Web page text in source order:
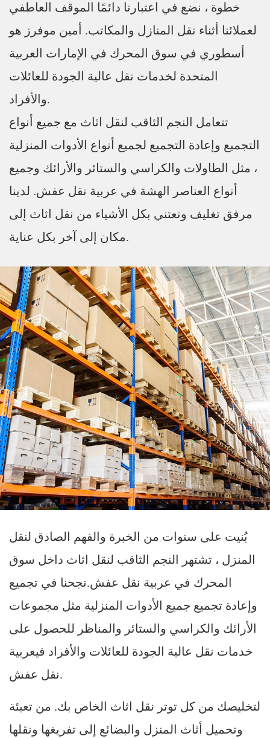
خطوة ، نضع في اعتبارنا دائمًا الموقف العاطفي
لعملائنا أثناء نقل المنازل والمكاتب. أمين موفرز هو
أسطوري في سوق المحرك في الإمارات العربية
المتحدة لخدمات نقل عالية الجودة للعائلات
والأفراد.
تتعامل النجم الثاقب لنقل اثاث مع جميع أنواع
التجميع وإعادة التجميع لجميع أنواع الأدوات المنزلية
، مثل الطاولات والكراسي والستائر والأرائك وجميع
أنواع العناصر الهشة في عربية نقل عفش. لدينا
مرفق تغليف ونعتني بكل الأشياء من نقل اثاث إلى
مكان إلى آخر بكل عناية.
بُنيت على سنوات من الخبرة والفهم الصادق لنقل
المنزل ، تشتهر النجم الثاقب لنقل اثاث داخل سوق
المحرك في عربية نقل عفش.نجحنا في تجميع
وإعادة تجميع جميع الأدوات المنزلية مثل مجموعات
الأرائك والكراسي والستائر والمناظر للحصول على
خدمات نقل عالية الجودة للعائلات والأفراد فيعربية
نقل عفش.
لتخليصك من كل توتر نقل اثاث الخاص بك. من تعبئة
وتحميل أثاث المنزل والبضائع إلى تفريغها ونقلها